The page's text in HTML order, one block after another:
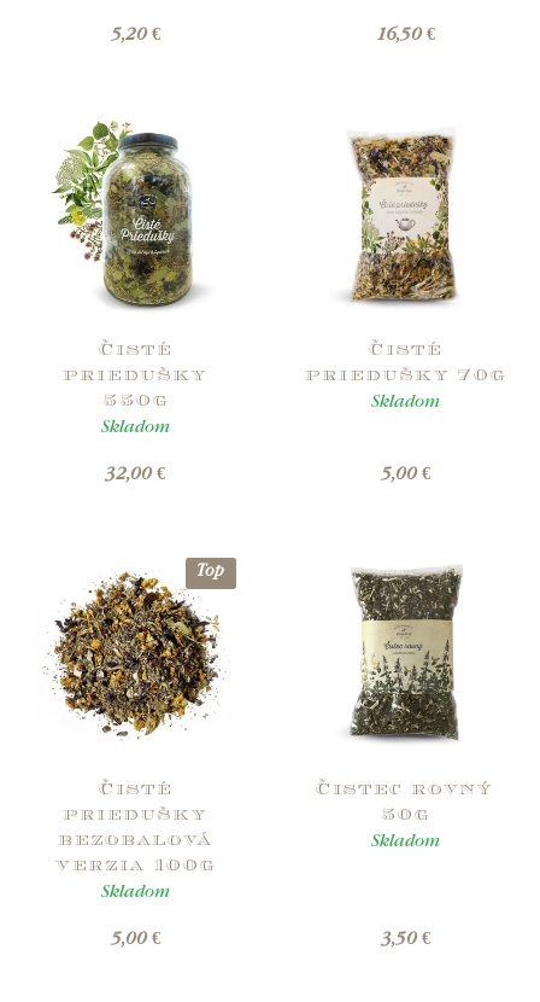
5,20 € 16,50 €
Čisté
priedušky
550g
Skladom
32,00 €
Čisté
priedušky 70g
Skladom
5,00 €
Top
Čisté
priedušky
bezobalová
verzia 100g
Skladom
5,00 €
Čistec rovný
50g
Skladom
3,50 €